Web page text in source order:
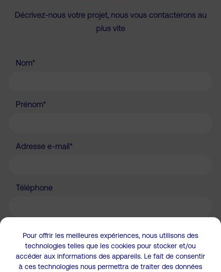
Pour offrir les meilleures expériences, nous utilisons des
technologies telles que les cookies pour stocker et/ou
accéder aux informations des appareils. Le fait de consentir
à ces technologies nous permettra de traiter des données
Décrivez-nous votre projet, nous vous contacterons au
plus vite
Nom*
Prénom*
Adresse e-mail*
Téléphone